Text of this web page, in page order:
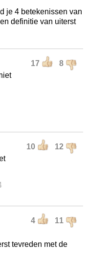
je 4 betekenissen van
definitie van uiterst
17 8
10 12
4 11
tevreden met de